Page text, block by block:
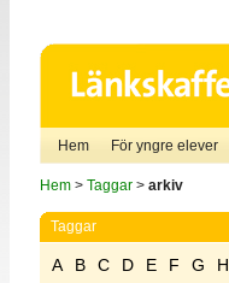
Hem För yngre elever
Hem> Taggar> arkiv
Taggar
A B C D E F G H